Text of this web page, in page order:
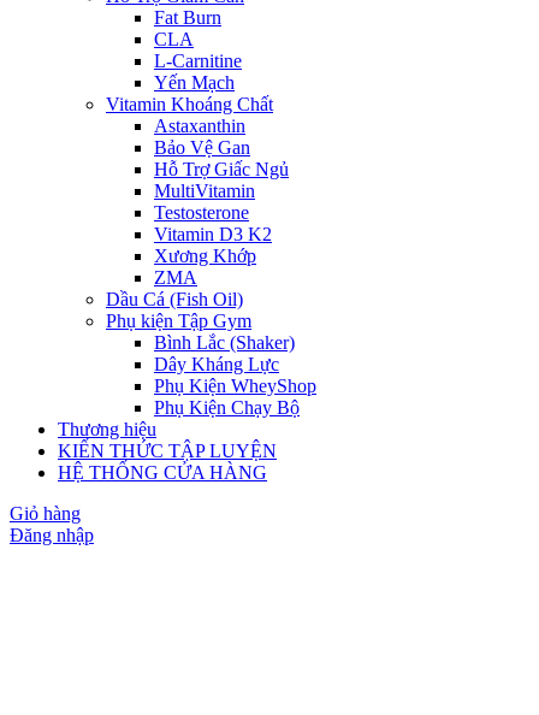
Fat Burn
CLA
L-Carnitine
Yến Mạch
Vitamin Khoáng Chất
Astaxanthin
Bảo Vệ Gan
Hỗ Trợ Giấc Ngủ
MultiVitamin
Testosterone
Vitamin D3 K2
Xương Khớp
ZMA
Dầu Cá (Fish Oil)
Phụ kiện Tập Gym
Bình Lắc (Shaker)
Dây Kháng Lực
Phụ Kiện WheyShop
Phụ Kiện Chạy Bộ
Thương hiệu
KIẾN THỨC TẬP LUYỆN
HỆ THỐNG CỬA HÀNG
Giỏ hàng
Đăng nhập